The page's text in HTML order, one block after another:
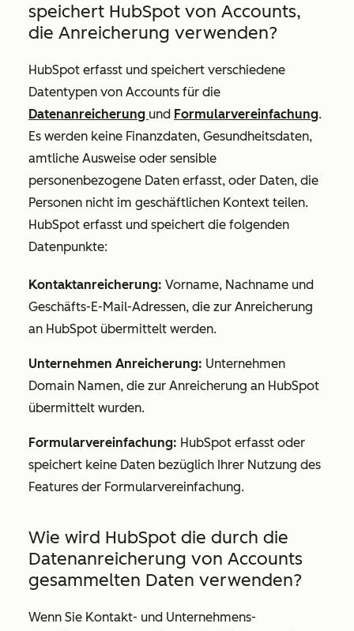
speichert HubSpot von Accounts,
die Anreicherung verwenden?
HubSpot erfasst und speichert verschiedene
Datentypen von Accounts für die
Datenanreicherung und Formularvereinfachung.
Es werden keine Finanzdaten, Gesundheitsdaten,
amtliche Ausweise oder sensible
personenbezogene Daten erfasst, oder Daten, die
Personen nicht im geschäftlichen Kontext teilen.
HubSpot erfasst und speichert die folgenden
Datenpunkte:
Kontaktanreicherung: Vorname, Nachname und
Geschäfts-E-Mail-Adressen, die zur Anreicherung
an HubSpot übermittelt werden.
Unternehmen Anreicherung: Unternehmen
Domain Namen, die zur Anreicherung an HubSpot
übermittelt wurden.
Formularvereinfachung: HubSpot erfasst oder
speichert keine Daten bezüglich Ihrer Nutzung des
Features der Formularvereinfachung.
Wie wird HubSpot die durch die
Datenanreicherung von Accounts
gesammelten Daten verwenden?
Wenn Sie Kontakt- und Unternehmens-